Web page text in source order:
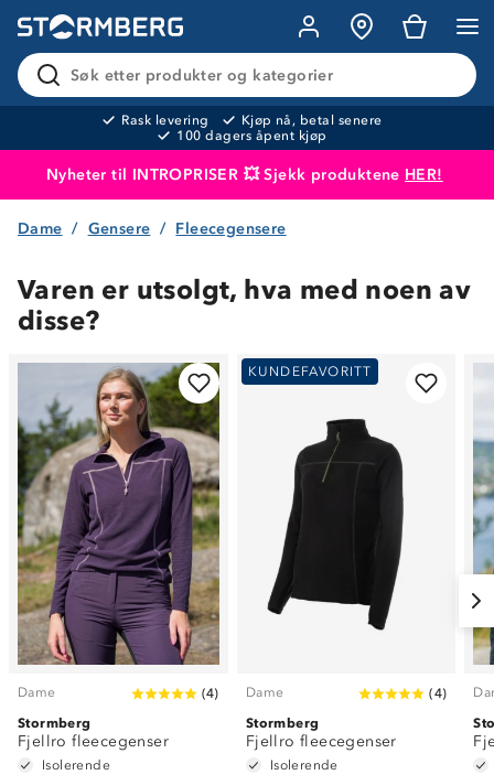
Søk etter produkter og kategorier
Rask levering
Kjøp nå, betal senere
100 dagers åpent kjøp
Nyheter til INTROPRISER 💥 Sjekk produktene HER!
Produktet er lagt i handlekurven
Dame Gensere Fleecegensere
Varen er utsolgt, hva med noen av
disse?
Dame (4)
Stormberg
Fjellro fleecegenser
Isolerende
KUNDEFAVORITT
Dame (4)
Stormberg
Fjellro fleecegenser
Isolerende